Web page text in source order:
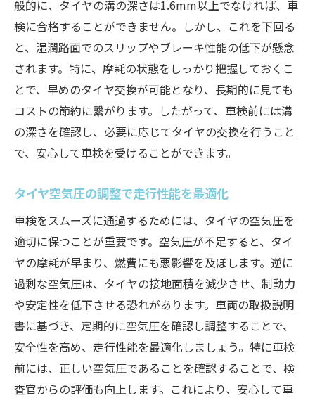
般的に、タイヤの溝の深さは1.6mm以上でなければ、車
検に合格することができません。しかし、これを下回る
と、湿潤路面でのスリップやブレーキ性能の低下が懸念
されます。特に、摩耗の状態をしっかり把握しておくこ
とで、早めのタイヤ交換が可能となり、長期的に見ても
コストの節約に繋がります。したがって、車検前には溝
の深さを確認し、必要に応じてタイヤの交換を行うこと
で、安心して車検を受けることができます。
タイヤ空気圧の調整で走行性能を最適化
車検をスムーズに通過するためには、タイヤの空気圧を
適切に保つことが重要です。空気圧が不足すると、タイ
ヤの摩耗が早まり、燃費にも悪影響を及ぼします。逆に
過剰な空気圧は、タイヤの接地面積を減少させ、制動力
や安定性を低下させる恐れがあります。車両の取扱説明
書に基づき、定期的に空気圧を確認し調整することで、
安全性を高め、走行性能を最適化しましょう。特に車検
前には、正しい空気圧であることを確認することで、検
査官からの評価も向上します。これにより、安心して車